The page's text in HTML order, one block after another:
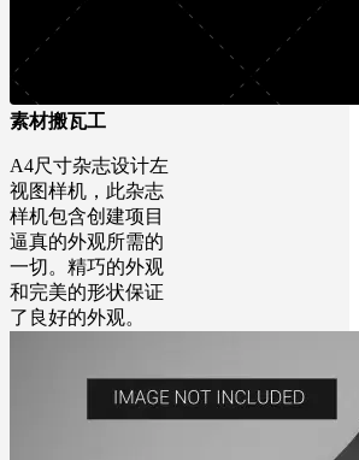
素材搬瓦工
A4尺寸杂志设计左
视图样机，此杂志
样机包含创建项目
逼真的外观所需的
一切。精巧的外观
和完美的形状保证
了良好的外观。